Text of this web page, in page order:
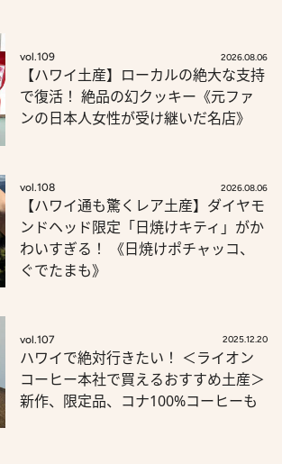
vol.109 2026.08.06
【ハワイ土産】ローカルの絶大な支持
で復活！ 絶品の幻クッキー《元ファ
ンの日本人女性が受け継いだ名店》
vol.108 2026.08.06
【ハワイ通も驚くレア土産】ダイヤモ
ンドヘッド限定「日焼けキティ」がか
わいすぎる！ 《日焼けポチャッコ、
ぐでたまも》
vol.107 2025.12.20
ハワイで絶対行きたい！ ＜ライオン
コーヒー本社で買えるおすすめ土産＞
新作、限定品、コナ100%コーヒーも